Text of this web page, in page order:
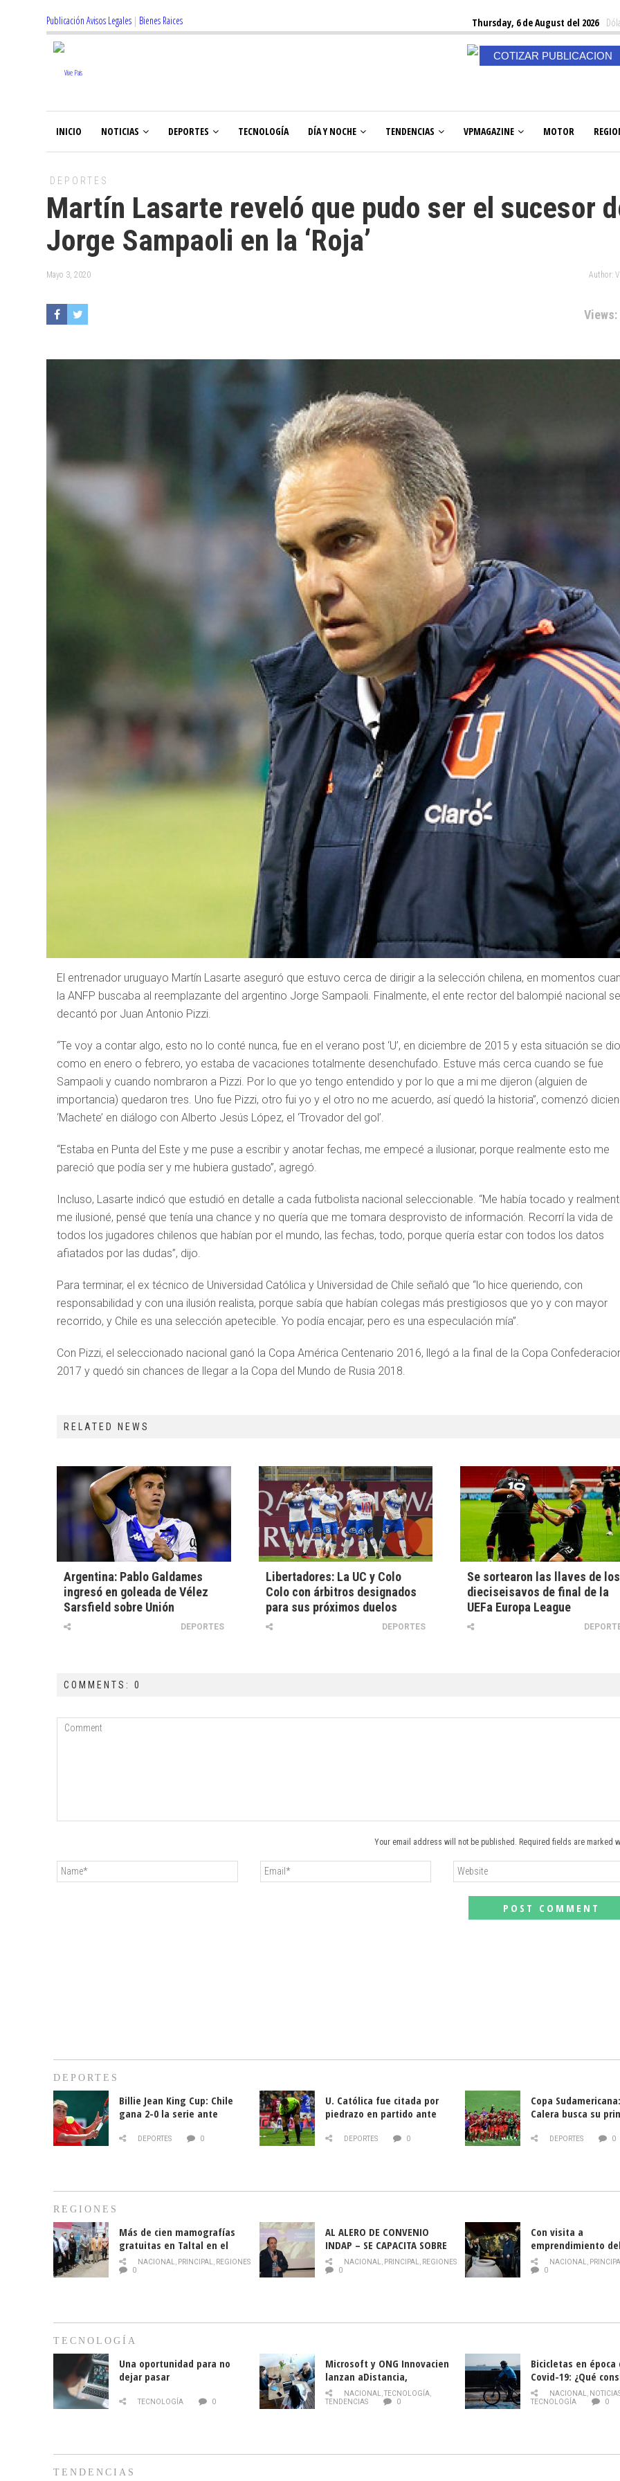
Publicación Avisos Legales | Bienes Raices Thursday, 6 de August del 2026
COTIZAR PUBLICACION
INICIO NOTICIAS DEPORTES TECNOLOGÍA DÍA Y NOCHE TENDENCIAS VPMAGAZINE MOTOR
DEPORTES
Martín Lasarte reveló que pudo ser el sucesor
Jorge Sampaoli en la ‘Roja’
Mayo 3, 2020 Author:
Views:
El entrenador uruguayo Martín Lasarte aseguró que estuvo cerca de dirigir a la selección chilena, en momentos
la ANFP buscaba al reemplazante del argentino Jorge Sampaoli. Finalmente, el ente rector del balompié nacional se
decantó por Juan Antonio Pizzi.
“Te voy a contar algo, esto no lo conté nunca, fue en el verano post ‘U’, en diciembre de 2015 y esta situación se dio
como en enero o febrero, yo estaba de vacaciones totalmente desenchufado. Estuve más cerca cuando se fue
Sampaoli y cuando nombraron a Pizzi. Por lo que yo tengo entendido y por lo que a mi me dijeron (alguien de
importancia) quedaron tres. Uno fue Pizzi, otro fui yo y el otro no me acuerdo, así quedó la historia”, comenzó
‘Machete’ en diálogo con Alberto Jesús López, el ‘Trovador del gol’.
“Estaba en Punta del Este y me puse a escribir y anotar fechas, me empecé a ilusionar, porque realmente esto me
pareció que podía ser y me hubiera gustado”, agregó.
Incluso, Lasarte indicó que estudió en detalle a cada futbolista nacional seleccionable. “Me había tocado y
me ilusioné, pensé que tenía una chance y no quería que me tomara desprovisto de información. Recorrí la vida de
todos los jugadores chilenos que habían por el mundo, las fechas, todo, porque quería estar con todos los datos
afiatados por las dudas”, dijo.
Para terminar, el ex técnico de Universidad Católica y Universidad de Chile señaló que “lo hice queriendo, con
responsabilidad y con una ilusión realista, porque sabía que habían colegas más prestigiosos que yo y con mayor
recorrido, y Chile es una selección apetecible. Yo podía encajar, pero es una especulación mía”.
Con Pizzi, el seleccionado nacional ganó la Copa América Centenario 2016, llegó a la final de la Copa
2017 y quedó sin chances de llegar a la Copa del Mundo de Rusia 2018.
RELATED NEWS
Argentina: Pablo Galdames
ingresó en goleada de Vélez
Sarsfield sobre Unión
DEPORTES
Libertadores: La UC y Colo
Colo con árbitros designados
para sus próximos duelos
DEPORTES
Se sortearon las llaves de los
dieciseisavos de final de la
UEFa Europa League
COMMENTS: 0
Your email address will not be published. Required fields are marked
DEPORTES
Billie Jean King Cup: Chile
gana 2-0 la serie ante
DEPORTES 0
U. Católica fue citada por
piedrazo en partido ante
DEPORTES 0
Copa
Calera busca su
DEPORTES 0
REGIONES
Más de cien mamografías
gratuitas en Taltal en el
mes de la prevención del
cáncer de mama
NACIONAL, PRINCIPAL, REGIONES
0
AL ALERO DE CONVENIO
INDAP – SE CAPACITA SOBRE
PLAGA DROSOPHILA SUZUKII
NACIONAL, PRINCIPAL, REGIONES
0
Con visita a
emprendimiento
y llamado al
historia campesina
NACIONAL,
0
TECNOLOGÍA
Una oportunidad para no
dejar pasar
TECNOLOGÍA 0
Microsoft y ONG Innovacien
lanzan aDistancia,
plataforma con cursos
gratuitos online sobre
NACIONAL,TECNOLOGÍA,
TENDENCIAS
0
Bicicletas en época
Covid-19: ¿Qué
momento de
NACIONAL,
TECNOLOGÍA
0
TENDENCIAS